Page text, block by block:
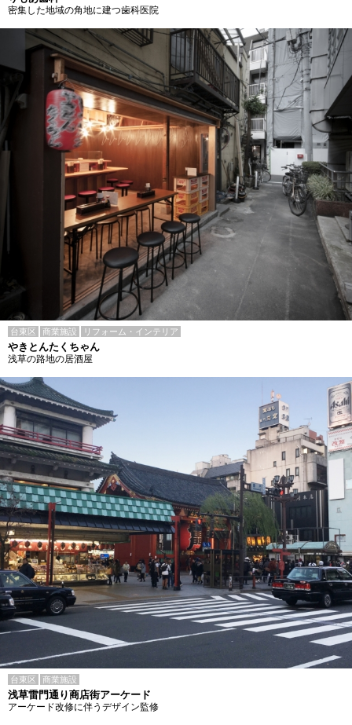
密集した地域の角地に建つ歯科医院
台東区 商業施設 リフォーム・インテリア
やきとんたくちゃん
浅草の路地の居酒屋
台東区 商業施設
浅草雷門通り商店街アーケード
アーケード改修に伴うデザイン監修